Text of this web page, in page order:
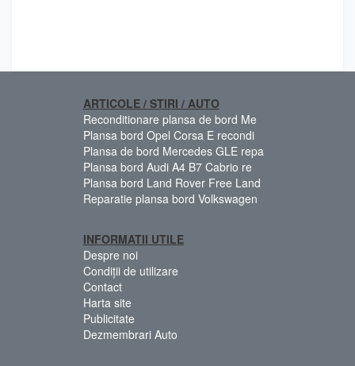
ARTICOLE / STIRI / AUTO
Reconditionare plansa de bord Me
Plansa bord Opel Corsa E recondi
Plansa de bord Mercedes GLE repa
Plansa bord Audi A4 B7 Cabrio re
Plansa bord Land Rover Free Land
Reparatie plansa bord Volkswagen
INFORMATII UTILE
Despre noi
Condiții de utilizare
Contact
Harta site
Publicitate
Dezmembrari Auto